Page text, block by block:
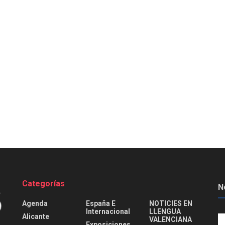
Categorías
Agenda
Alicante
España E
Internacional
NOTICIES EN
LLENGUA
VALENCIANA